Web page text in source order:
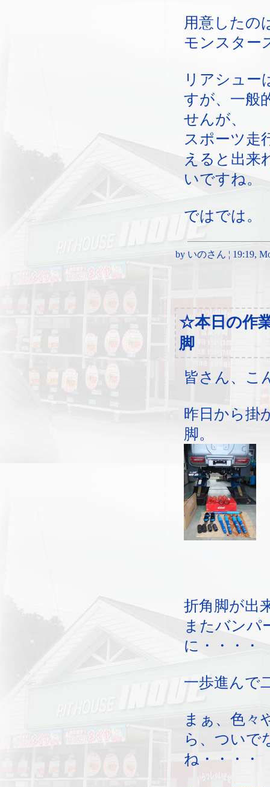
用意したの
モンスター
リアシュー
すが、一般
せんが、
スポーツ走
えると出来
いですね。
ではでは。
by いのさん ¦ 19:19,
☆本日の作
脚
皆さん、こ
昨日から掛
脚。
折角脚が出
またバンパ
に・・・・
一歩進んで
まぁ、色々
ら、ついで
ね・・・・